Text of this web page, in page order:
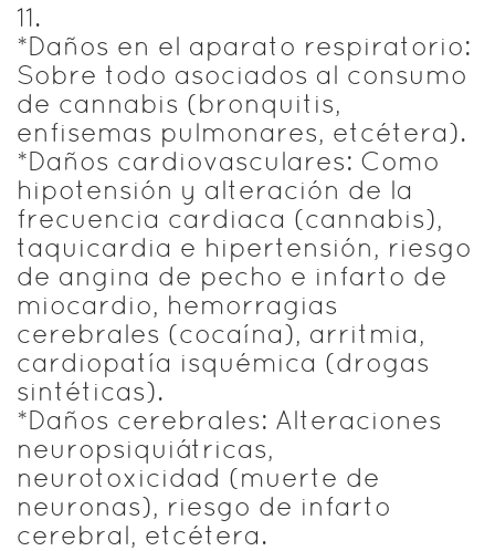
11.
*Daños en el aparato respiratorio:
Sobre todo asociados al consumo
de cannabis (bronquitis,
enfisemas pulmonares, etcétera).
*Daños cardiovasculares: Como
hipotensión y alteración de la
frecuencia cardiaca (cannabis),
taquicardia e hipertensión, riesgo
de angina de pecho e infarto de
miocardio, hemorragias
cerebrales (cocaína), arritmia,
cardiopatía isquémica (drogas
sintéticas).
*Daños cerebrales: Alteraciones
neuropsiquiátricas,
neurotoxicidad (muerte de
neuronas), riesgo de infarto
cerebral, etcétera.